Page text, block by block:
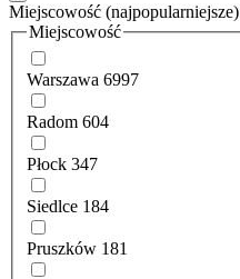
Miejscowość (najpopularniejsze)
Miejscowość
Warszawa 6997
Radom 604
Płock 347
Siedlce 184
Pruszków 181